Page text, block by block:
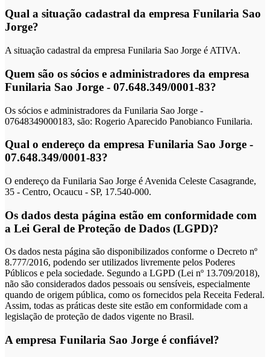
Qual a situação cadastral da empresa Funilaria Sao
Jorge?
A situação cadastral da empresa Funilaria Sao Jorge é ATIVA.
Quem são os sócios e administradores da empresa
Funilaria Sao Jorge - 07.648.349/0001-83?
Os sócios e administradores da Funilaria Sao Jorge -
07648349000183, são: Rogerio Aparecido Panobianco Funilaria.
Qual o endereço da empresa Funilaria Sao Jorge -
07.648.349/0001-83?
O endereço da Funilaria Sao Jorge é Avenida Celeste Casagrande,
35 - Centro, Ocaucu - SP, 17.540-000.
Os dados desta página estão em conformidade com
a Lei Geral de Proteção de Dados (LGPD)?
Os dados nesta página são disponibilizados conforme o Decreto nº
8.777/2016, podendo ser utilizados livremente pelos Poderes
Públicos e pela sociedade. Segundo a LGPD (Lei nº 13.709/2018),
não são considerados dados pessoais ou sensíveis, especialmente
quando de origem pública, como os fornecidos pela Receita Federal.
Assim, todas as práticas deste site estão em conformidade com a
legislação de proteção de dados vigente no Brasil.
A empresa Funilaria Sao Jorge é confiável?